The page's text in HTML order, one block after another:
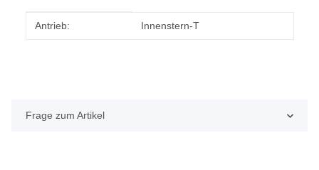
Produkteigenschaft
Wert
Antrieb: Innenstern-T
Frage zum Artikel